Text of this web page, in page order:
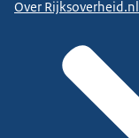
Over Rijksoverheid.nl